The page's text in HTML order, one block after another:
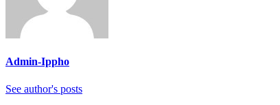
Admin-Ippho
See author's posts